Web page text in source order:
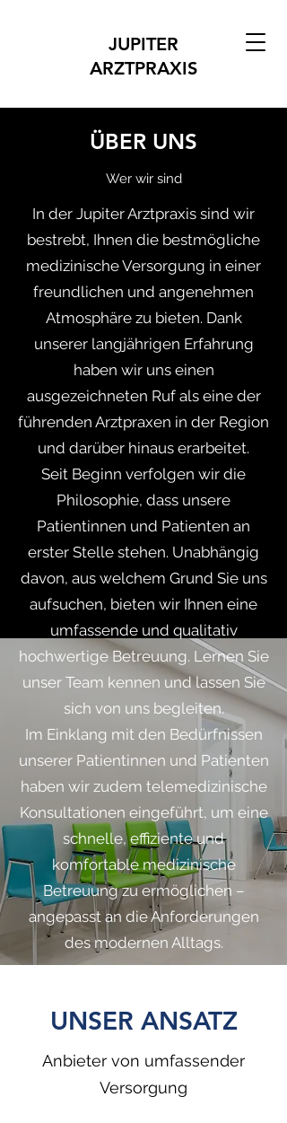
JUPITER
ARZTPRAXIS
ÜBER UNS
Wer wir sind
In der Jupiter Arztpraxis sind wir
bestrebt, Ihnen die bestmögliche
medizinische Versorgung in einer
freundlichen und angenehmen
Atmosphäre zu bieten. Dank
unserer langjährigen Erfahrung
haben wir uns einen
ausgezeichneten Ruf als eine der
führenden Arztpraxen in der Region
und darüber hinaus erarbeitet.
Seit Beginn verfolgen wir die
Philosophie, dass unsere
Patientinnen und Patienten an
erster Stelle stehen. Unabhängig
davon, aus welchem Grund Sie uns
aufsuchen, bieten wir Ihnen eine
umfassende und qualitativ
hochwertige Betreuung. Lernen Sie
unser Team kennen und lassen Sie
sich von uns begleiten.
Im Einklang mit den Bedürfnissen
unserer Patientinnen und Patienten
haben wir zudem telemedizinische
Konsultationen eingeführt, um eine
schnelle, effiziente und
komfortable medizinische
Betreuung zu ermöglichen –
angepasst an die Anforderungen
des modernen Alltags.
UNSER ANSATZ
Anbieter von umfassender
Versorgung